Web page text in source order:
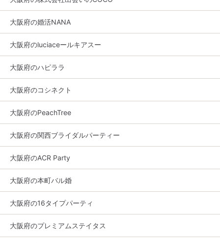
大阪府の婚活NANA
大阪府のluciaceールキアスー
大阪府のハピララ
大阪府のコシネクト
大阪府のPeachTree
大阪府の関西ブライダルパーティー
大阪府のACR Party
大阪府の本町バル婚
大阪府の16タイプパーティ
大阪府のプレミアムステイタス